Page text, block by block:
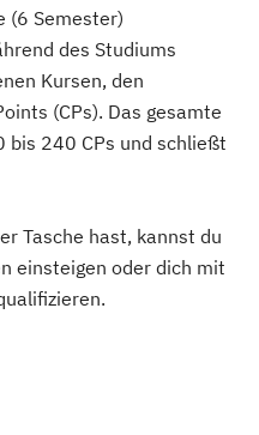
(6 Semester)
des Studiums
Kursen, den
(CPs). Das gesamte
bis 240 CPs und schließt
Tasche hast, kannst du
einsteigen oder dich mit